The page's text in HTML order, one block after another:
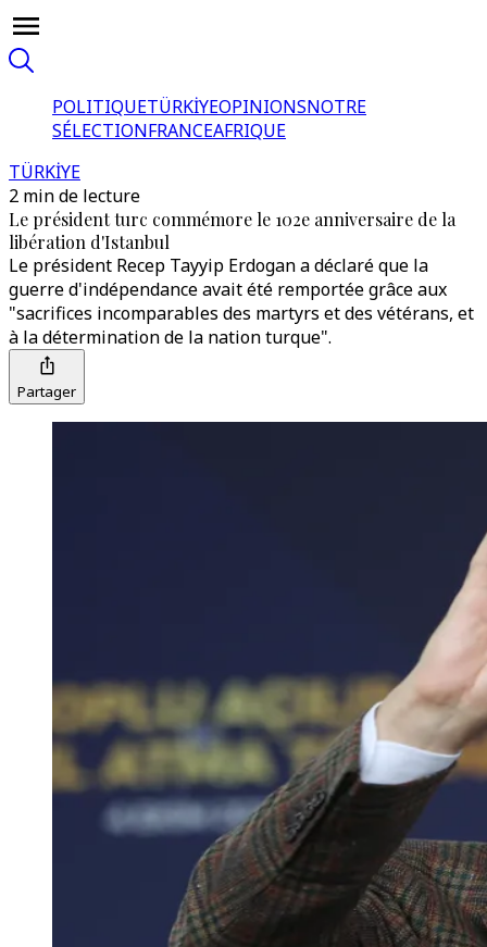
POLITIQUETÜRKİYEOPINIONSNOTRE
SÉLECTIONFRANCEAFRIQUE
TÜRKİYE
2 min de lecture
Le président turc commémore le 102e anniversaire de la
libération d'Istanbul
Le président Recep Tayyip Erdogan a déclaré que la
guerre d'indépendance avait été remportée grâce aux
"sacrifices incomparables des martyrs et des vétérans, et
à la détermination de la nation turque".
Partager